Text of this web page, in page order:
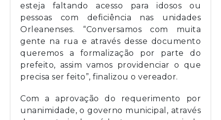
esteja faltando acesso para idosos ou
pessoas com deficiência nas unidades
Orleanenses. “Conversamos com muita
gente na rua e através desse documento
queremos a formalização por parte do
prefeito, assim vamos providenciar o que
precisa ser feito”, finalizou o vereador.
Com a aprovação do requerimento por
unanimidade, o governo municipal, através